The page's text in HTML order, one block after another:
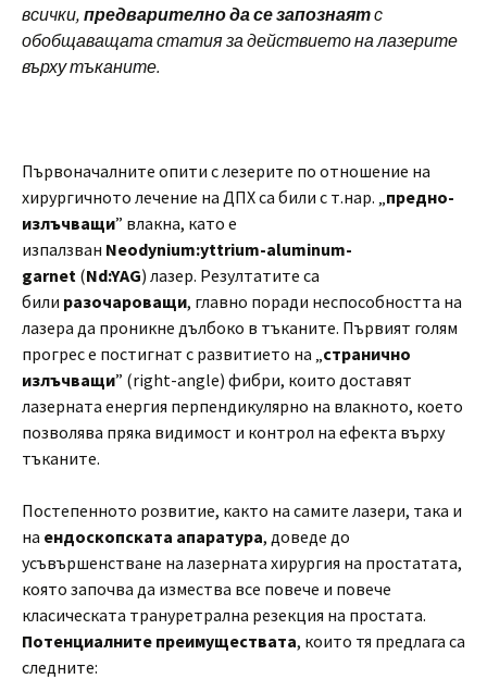
всички, предварително да се запознаятс
обобщаващата статия задействието на лазерите
върху тъканите.
Първоначалните опити с лезерите по отношение на
хирургичното лечение на ДПХ са били с т.нар. „предно-
излъчващи” влакна, като е
изпалзван Neodynium:yttrium-aluminum-
garnet (Nd:YAG) лазер. Резултатите са
били разочароващи, главно поради неспособността на
лазера да проникне дълбоко в тъканите. Първият голям
прогрес е постигнат с развитието на „странично
излъчващи” (right-angle) фибри, които доставят
лазерната енергия перпендикулярно на влакното, което
позволява пряка видимост и контрол на ефекта върху
тъканите.
Постепенното розвитие, както на самите лазери, така и
на ендоскопската апаратура, доведе до
усъвършенстване на лазерната хирургия на простатата,
която започва да измества все повече и повече
класическата трануретрална резекция на простата.
Потенциалните преимуществата, които тя предлага са
следните: